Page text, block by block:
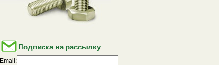
Подписка на рассылку
Email: